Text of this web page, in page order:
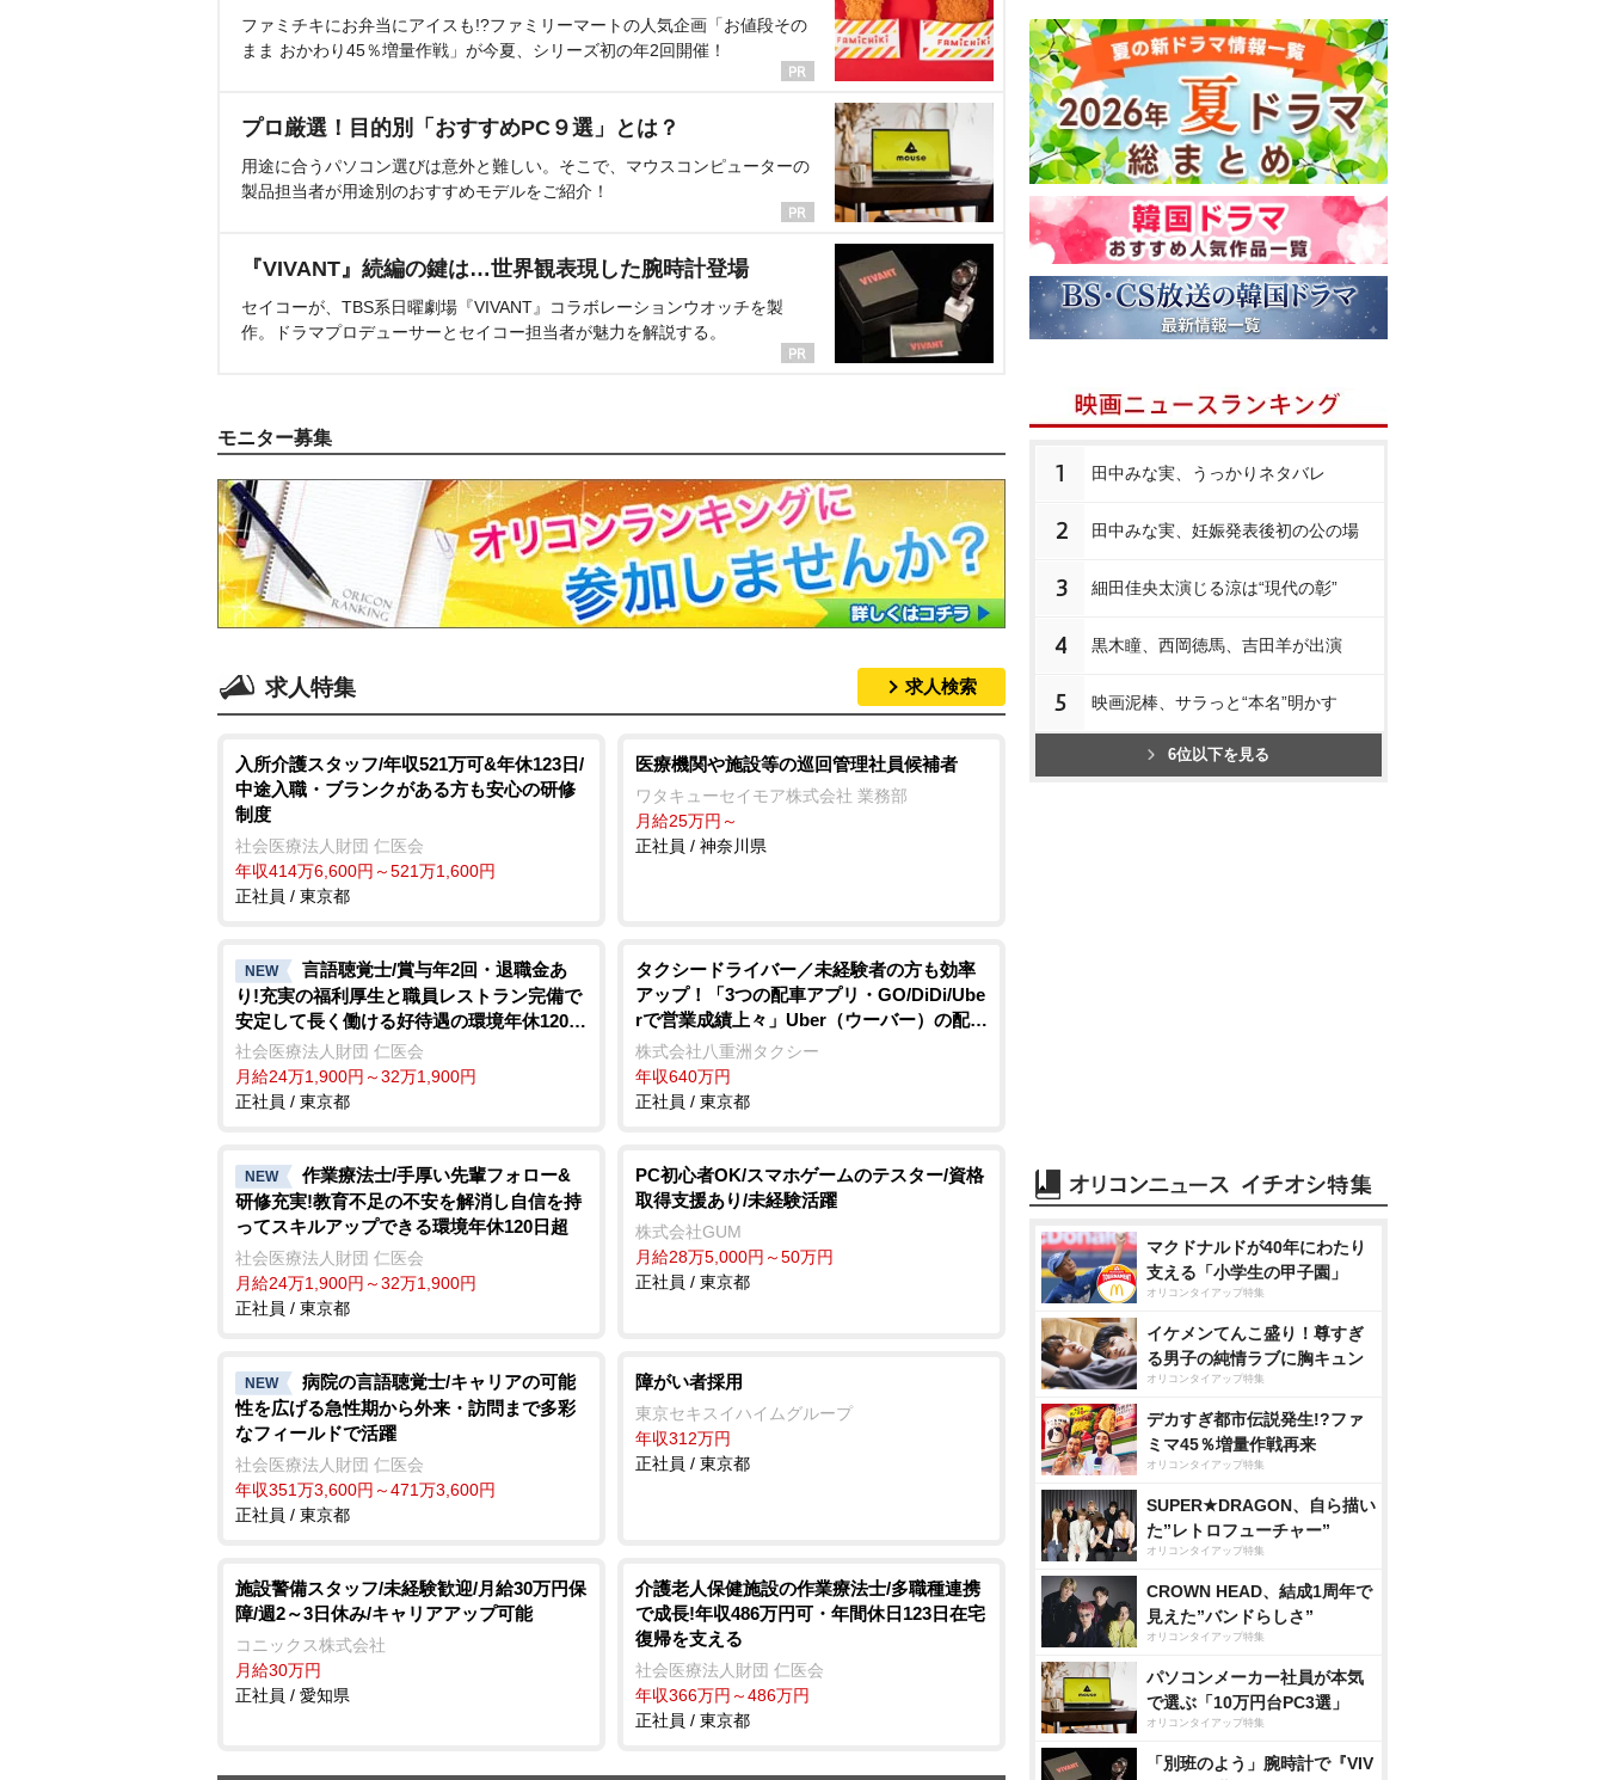
ファミチキにお弁当にアイスも!?ファミリーマートの人気企画「お値段その
まま おかわり45％増量作戦」が今夏、シリーズ初の年2回開催！
プロ厳選！目的別「おすすめPC９選」とは？
用途に合うパソコン選びは意外と難しい。そこで、マウスコンピューターの
製品担当者が用途別のおすすめモデルをご紹介！
『VIVANT』続編の鍵は…世界観表現した腕時計登場
セイコーが、TBS系日曜劇場『VIVANT』コラボレーションウオッチを製
作。ドラマプロデューサーとセイコー担当者が魅力を解説する。
モニター募集
求人特集 求人検索
入所介護スタッフ/年収521万可&年休123日/
中途入職・ブランクがある方も安心の研修
制度
社会医療法人財団 仁医会
年収414万6,600円～521万1,600円
正社員 / 東京都
医療機関や施設等の巡回管理社員候補者
ワタキューセイモア株式会社 業務部
月給25万円～
正社員 / 神奈川県
NEW
言語聴覚士/賞与年2回・退職金あ
り!充実の福利厚生と職員レストラン完備で
安定して長く働ける好待遇の環境年休120日
超
社会医療法人財団 仁医会
月給24万1,900円～32万1,900円
正社員 / 東京都
タクシードライバー／未経験者の方も効率
アップ！「3つの配車アプリ・GO/DiDi/Ube
rで営業成績上々」Uber（ウーバー）の配車
依頼日々増加！配車依頼がアプリでどんど
ん入ります！小田急線・東急田園都市沿線
にお住まいの方必見☆ 未経験者の方も安
♪「 経験者対象で入社20万円支給！」シフ
トの相談も親身に対応！自分のペースで働
くことができますよ♪
株式会社八重洲タクシー
年収640万円
正社員 / 東京都
NEW
作業療法士/手厚い先輩フォロー&
研修充実!教育不足の不安を解消し自信を持
ってスキルアップできる環境年休120日超
社会医療法人財団 仁医会
月給24万1,900円～32万1,900円
正社員 / 東京都
PC初心者OK/スマホゲームのテスター/資格
取得支援あり/未経験活躍
株式会社GUM
月給28万5,000円～50万円
正社員 / 東京都
NEW
病院の言語聴覚士/キャリアの可能
性を広げる急性期から外来・訪問まで多彩
なフィールドで活躍
社会医療法人財団 仁医会
年収351万3,600円～471万3,600円
正社員 / 東京都
障がい者採用
東京セキスイハイムグループ
年収312万円
正社員 / 東京都
施設警備スタッフ/未経験歓迎/月給30万円保
障/週2～3日休み/キャリアアップ可能
コニックス株式会社
月給30万円
正社員 / 愛知県
介護老人保健施設の作業療法士/多職種連携
で成長!年収486万円可・年間休日123日在宅
復帰を支える
社会医療法人財団 仁医会
年収366万円～486万円
正社員 / 東京都
1 田中みな実、うっかりネタバレ
2 田中みな実、妊娠発表後初の公の場
3 細田佳央太演じる涼は“現代の彰”
4 黒木瞳、西岡徳馬、吉田羊が出演
5 映画泥棒、サラっと“本名”明かす
6位以下を見る
マクドナルドが40年にわたり
支える「小学生の甲子園」
オリコンタイアップ特集
イケメンてんこ盛り！尊すぎ
る男子の純情ラブに胸キュン
オリコンタイアップ特集
デカすぎ都市伝説発生!?ファ
ミマ45％増量作戦再来
オリコンタイアップ特集
SUPER★DRAGON、自ら描い
た”レトロフューチャー”
オリコンタイアップ特集
CROWN HEAD、結成1周年で
見えた”バンドらしさ”
オリコンタイアップ特集
パソコンメーカー社員が本気
で選ぶ「10万円台PC3選」
オリコンタイアップ特集
「別班のよう」腕時計で『VIV